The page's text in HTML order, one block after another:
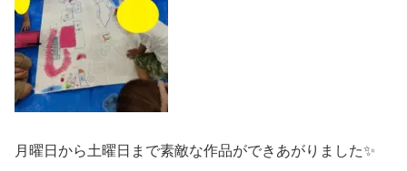
月曜日から土曜日まで素敵な作品ができあがりました✨